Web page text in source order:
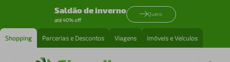
Saldão de inverno
até 40% off
Quero
Shopping Parcerias e Descontos Viagens Imóveis e Veículos